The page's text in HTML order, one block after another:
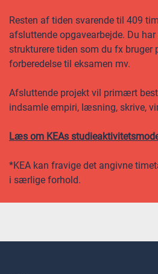
Resten af tiden svarende til 409
afsluttende opgavearbejde. Du
strukturere tiden som du fx bruger
forberedelse til eksamen mv.
Afsluttende projekt vil primært
indsamle empiri, læsning, skrive,
Læs om KEAs
*KEA kan fravige det angivne
i særlige forhold.